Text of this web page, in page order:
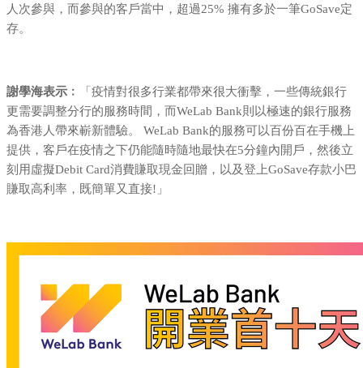
人次參與，而參與的客戶當中，超過25% 擁有多於一筆GoSave定
存。
謝學海表示﹕
「疫情對很多行業都帶來很大衝擊，一些傳統銀行
更需要調整分行的服務時間，而WeLab Bank則以極速的銀行服務
為香港人帶來嶄新體驗。 WeLab Bank的服務可以百份百在手機上
提供，客戶在疫情之下仍能隨時隨地最快在5分鐘內開戶，然後立
刻用虛擬Debit Card消費賺取現金回贈，以及登上GoSave存款小巴
賺取高利率，既簡單又直接!」